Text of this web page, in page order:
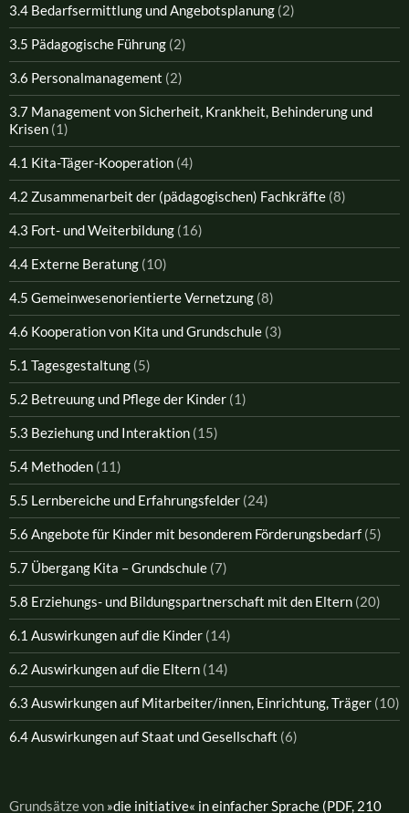
3.4 Bedarfsermittlung und Angebotsplanung (2)
3.5 Pädagogische Führung (2)
3.6 Personalmanagement (2)
3.7 Management von Sicherheit, Krankheit, Behinderung und
Krisen (1)
4.1 Kita-Täger-Kooperation (4)
4.2 Zusammenarbeit der (pädagogischen) Fachkräfte (8)
4.3 Fort- und Weiterbildung (16)
4.4 Externe Beratung (10)
4.5 Gemeinwesenorientierte Vernetzung (8)
4.6 Kooperation von Kita und Grundschule (3)
5.1 Tagesgestaltung (5)
5.2 Betreuung und Pflege der Kinder (1)
5.3 Beziehung und Interaktion (15)
5.4 Methoden (11)
5.5 Lernbereiche und Erfahrungsfelder (24)
5.6 Angebote für Kinder mit besonderem Förderungsbedarf (5)
5.7 Übergang Kita – Grundschule (7)
5.8 Erziehungs- und Bildungspartnerschaft mit den Eltern (20)
6.1 Auswirkungen auf die Kinder (14)
6.2 Auswirkungen auf die Eltern (14)
6.3 Auswirkungen auf Mitarbeiter/innen, Einrichtung, Träger (10)
6.4 Auswirkungen auf Staat und Gesellschaft (6)
Grundsätze von »die initiative« in einfacher Sprache (PDF, 210